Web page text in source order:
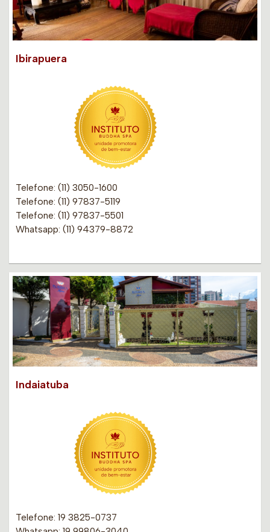
Ibirapuera
Telefone: (11) 3050-1600
Telefone: (11) 97837-5119
Telefone: (11) 97837-5501
Whatsapp: (11) 94379-8872
Indaiatuba
Telefone: 19 3825-0737